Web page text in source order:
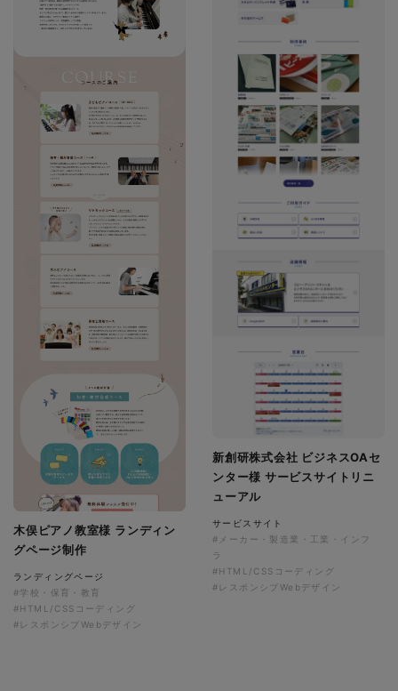
新創研株式会社 ビジネスOAセ
ンター様 サービスサイトリニ
ューアル
サービスサイト
#メーカー・製造業・工業・インフ
ラ
#HTML/CSSコーディング
#レスポンシブWebデザイン
木俣ピアノ教室様 ランディン
グページ制作
ランディングページ
#学校・保育・教育
#HTML/CSSコーディング
#レスポンシブWebデザイン